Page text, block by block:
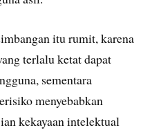
itu rumit, karena
terlalu ketat dapat
sementara
menyebabkan
kekayaan intelektual